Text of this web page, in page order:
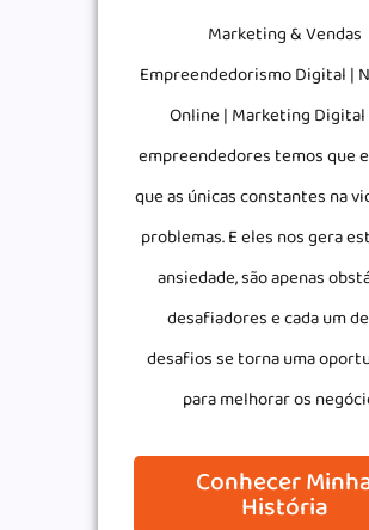
Marketing & Vendas
Empreendedorismo Digital |
Online | Marketing Digital
empreendedores temos que
que as únicas constantes na
problemas. E eles nos gera
ansiedade, são apenas
desafiadores e cada um
desafios se torna uma
para melhorar os
Conhecer
História